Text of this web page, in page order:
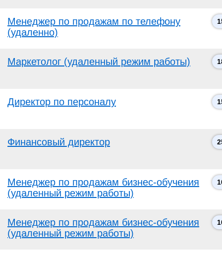
Менеджер по продажам по телефону
(удаленно)
Маркетолог (удаленный режим работы)
Директор по персоналу
Финансовый директор
Менеджер по продажам бизнес-обучения
(удаленный режим работы)
Менеджер по продажам бизнес-обучения
(удаленный режим работы)